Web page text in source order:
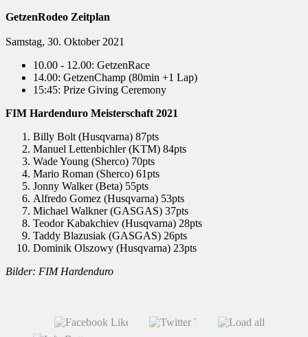
GetzenRodeo Zeitplan
Samstag, 30. Oktober 2021
10.00 - 12.00: GetzenRace
14.00: GetzenChamp (80min +1 Lap)
15:45: Prize Giving Ceremony
FIM Hardenduro Meisterschaft 2021
Billy Bolt (Husqvarna) 87pts
Manuel Lettenbichler (KTM) 84pts
Wade Young (Sherco) 70pts
Mario Roman (Sherco) 61pts
Jonny Walker (Beta) 55pts
Alfredo Gomez (Husqvarna) 53pts
Michael Walkner (GASGAS) 37pts
Teodor Kabakchiev (Husqvarna) 28pts
Taddy Blazusiak (GASGAS) 26pts
Dominik Olszowy (Husqvarna) 23pts
Bilder: FIM Hardenduro